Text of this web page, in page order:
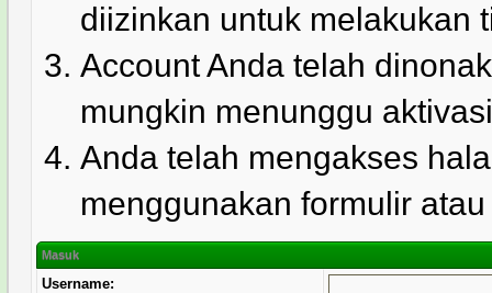
diizinkan untuk melakukan
Account Anda telah
mungkin menunggu
Anda telah mengakses
menggunakan formulir
Masuk
Username: